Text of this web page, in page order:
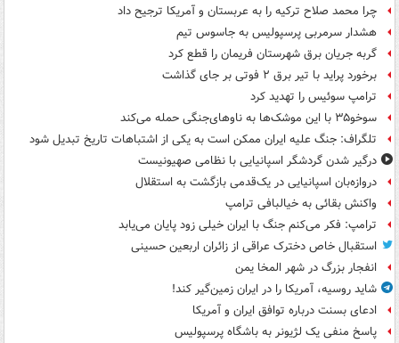
چرا محمد صلاح ترکیه را به عربستان و آمریکا ترجیح داد
هشدار سرمربی پرسپولیس به جاسوس تیم
گربه جریان برق شهرستان فریمان را قطع کرد
برخورد پراید با تیر برق ۲ فوتی بر جای گذاشت
ترامپ سوئیس را تهدید کرد
سوخو۳۵ با این موشک‌ها به ناوهای‌جنگی حمله می‌کند
تلگراف: جنگ علیه ایران ممکن است به یکی از اشتباهات تاریخ تبدیل شود
درگیر شدن گردشگر اسپانیایی با نظامی صهیونیست
دروازه‌بان اسپانیایی در یک‌قدمی بازگشت به استقلال
واکنش بقائی به خیالبافی ترامپ
ترامپ: فکر می‌کنم جنگ با ایران خیلی زود پایان می‌یابد
استقبال خاص دخترک عراقی از زائران اربعین حسینی
انفجار بزرگ در شهر المخا یمن
شاید روسیه، آمریکا را در ایران زمین‌گیر کند!
ادعای بسنت درباره توافق ایران و آمریکا
پاسخ منفی یک لژیونر به باشگاه پرسپولیس